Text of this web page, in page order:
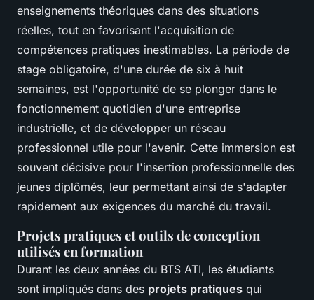
enseignements théoriques dans des situations
réelles, tout en favorisant l'acquisition de
compétences pratiques inestimables. La période de
stage obligatoire, d'une durée de six à huit
semaines, est l'opportunité de se plonger dans le
fonctionnement quotidien d'une entreprise
industrielle, et de développer un réseau
professionnel utile pour l'avenir. Cette immersion est
souvent décisive pour l'insertion professionnelle des
jeunes diplômés, leur permettant ainsi de s'adapter
rapidement aux exigences du marché du travail.
Projets pratiques et outils de conception
utilisés en formation
Durant les deux années du BTS ATI, les étudiants
sont impliqués dans des projets pratiques qui